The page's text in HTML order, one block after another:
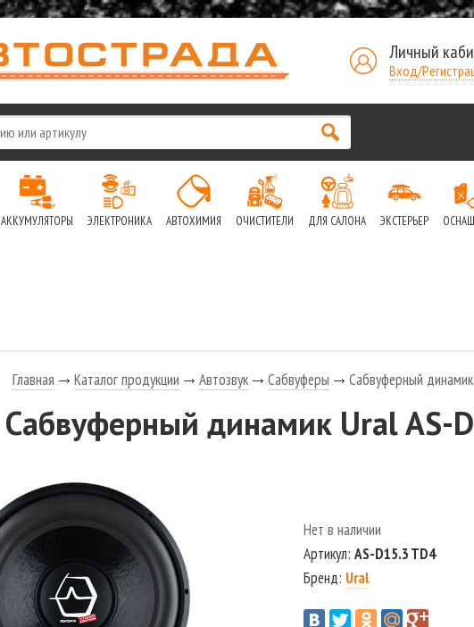
Личный
Вход/
АККУМУЛЯТОРЫ ЭЛЕКТРОНИКА АВТОХИМИЯ ОЧИСТИТЕЛИ ДЛЯ САЛОНА ЭКСТЕРЬЕР
Главная Каталог продукции Автозвук Сабвуферы Сабвуферный
Сабвуферный динамик Ural AS-
Нет в наличии
Артикул: AS-D15.3 TD4
Бренд: Ural